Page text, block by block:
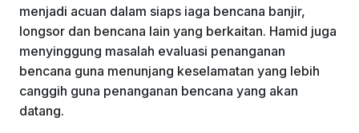
menjadi acuan dalam siaps iaga bencana banjir,
longsor dan bencana lain yang berkaitan. Hamid juga
menyinggung masalah evaluasi penanganan
bencana guna menunjang keselamatan yang lebih
canggih guna penanganan bencana yang akan
datang.